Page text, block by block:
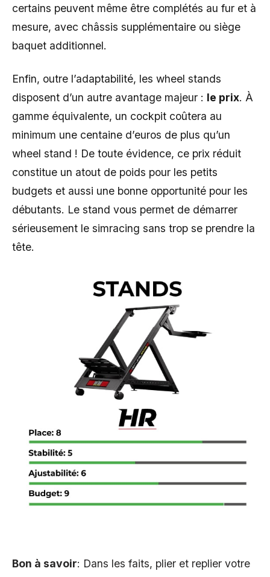
certains peuvent même être complétés au fur et à
mesure, avec châssis supplémentaire ou siège
baquet additionnel.
Enfin, outre l’adaptabilité, les wheel stands
disposent d’un autre avantage majeur : le prix. À
gamme équivalente, un cockpit coûtera au
minimum une centaine d’euros de plus qu’un
wheel stand ! De toute évidence, ce prix réduit
constitue un atout de poids pour les petits
budgets et aussi une bonne opportunité pour les
débutants. Le stand vous permet de démarrer
sérieusement le simracing sans trop se prendre la
tête.
Bon à savoir: Dans les faits, plier et replier votre